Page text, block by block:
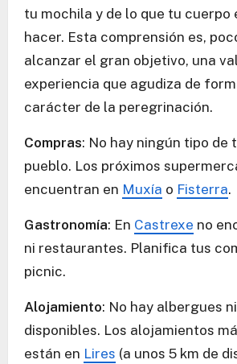
tu mochila y de lo que tu cuerpo
hacer. Esta comprensión es,
alcanzar el gran objetivo, una
experiencia que agudiza de
carácter de la peregrinación.
Compras: No hay ningún tipo de
pueblo. Los próximos
encuentran en Muxía o Fisterra.
Gastronomía: En Castrexe no
ni restaurantes. Planifica tus
picnic.
Alojamiento: No hay albergues
disponibles. Los alojamientos
están en Lires (a unos 5 km de